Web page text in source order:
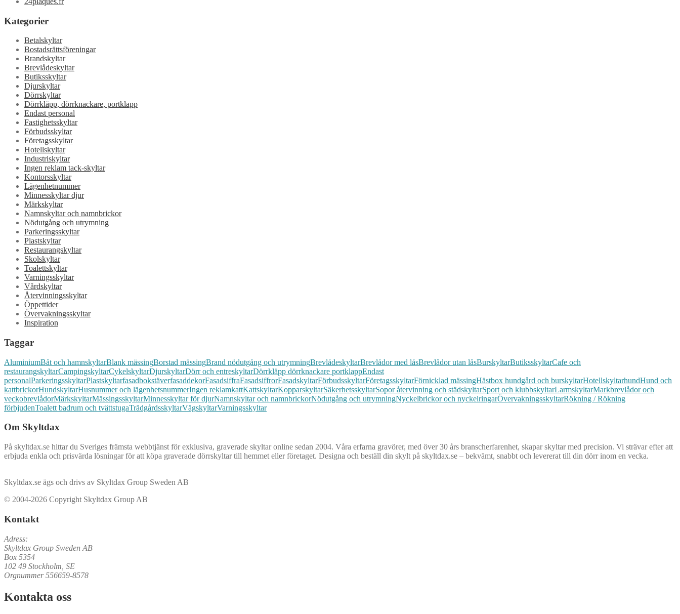
Kategorier
Betalskyltar
Bostadsrättsföreningar
Brandskyltar
Brevlådeskyltar
Butiksskyltar
Djurskyltar
Dörrskyltar
Dörrkläpp, dörrknackare, portklapp
Endast personal
Fastighetsskyltar
Förbudsskyltar
Företagsskyltar
Hotellskyltar
Industriskyltar
Ingen reklam tack-skyltar
Kontorsskyltar
Lägenhetnummer
Minnesskyltar djur
Märkskyltar
Namnskyltar och namnbrickor
Nödutgång och utrymning
Parkeringsskyltar
Plastskyltar
Restaurangskyltar
Skolskyltar
Toalettskyltar
Varningsskyltar
Vårdskyltar
Återvinningsskyltar
Öppettider
Övervakningsskyltar
Inspiration
Taggar
AluminiumBåt och hamnskyltarBlank mässingBorstad mässingBrand nödutgång och utrymningBrevlådeskyltarBrevlådor med låsBrevlådor utan låsBurskyltarButiksskyltarCafe och
restaurangskyltarCampingskyltarCykelskyltarDjurskyltarDörr och entreskyltarDörrkläpp dörrknackare portklappEndast
personalParkeringsskyltarPlastskyltarfasadbokstäverfasaddekorFasadsiffraFasadsiffrorFasadskyltarFörbudsskyltarFöretagsskyltarFörnicklad mässingHästbox hundgård och burskyltarHotellskyltarhundHund och
kattbrickorHundskyltarHusnummer och lägenhetsnummerIngen reklamkattKattskyltarKopparskyltarSäkerhetsskyltarSopor återvinning och städskyltarSport och klubbskyltarLarmskyltarMarkbrevlådor och
veckobrevlådorMärkskyltarMässingsskyltarMinnesskyltar för djurNamnskyltar och namnbrickorNödutgång och utrymningNyckelbrickor och nyckelringarÖvervakningsskyltarRökning / Rökning
förbjudenToalett badrum och tvättstugaTrädgårdsskyltarVägskyltarVarningsskyltar
Om Skyltdax
På skyltdax.se hittar du Sveriges främsta webbtjänst för exklusiva, graverade skyltar online sedan 2004. Våra erfarna gravörer, med över 30 års branscherfarenhet, skapar skyltar med precision. Vi strävar efter att
erbjuda enkla och prisvärda lösningar för att köpa graverade dörrskyltar till hemmet eller företaget. Designa och beställ din skylt på skyltdax.se – bekvämt, snabbt och levererat till din dörr inom en vecka.
Skyltdax.se ägs och drivs av Skyltdax Group Sweden AB
© 2004-2026 Copyright Skyltdax Group AB
Kontakt
Adress:
Skyltdax Group Sweden AB
Box 5354
102 49 Stockholm, SE
Orgnummer 556659-8578
Kontakta oss